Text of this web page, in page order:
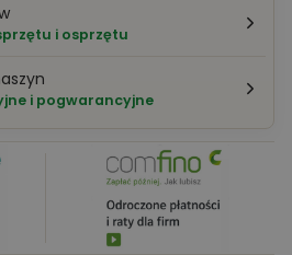
i osprzętu
i pogwarancyjne